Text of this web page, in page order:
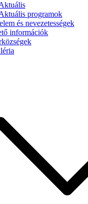
programok
és nevezetességek
információk